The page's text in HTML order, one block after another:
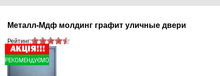
Металл-Мдф молдинг графит уличные двери
Рейтинг: